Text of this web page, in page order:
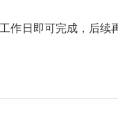
作日即可完成，后续